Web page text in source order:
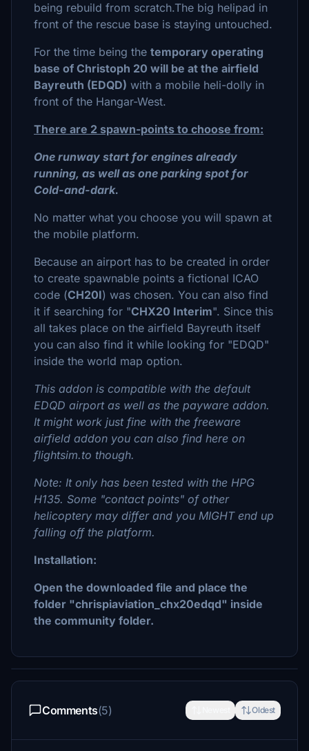
being rebuild from scratch.The big helipad in
front of the rescue base is staying untouched.
For the time being the temporary operating
base of Christoph 20 will be at the airfield
Bayreuth (EDQD) with a mobile heli-dolly in
front of the Hangar-West.
There are 2 spawn-points to choose from:
One runway start for engines already
running, as well as one parking spot for
Cold-and-dark.
No matter what you choose you will spawn at
the mobile platform.
Because an airport has to be created in order
to create spawnable points a fictional ICAO
code (CH20I) was chosen. You can also find
it if searching for "CHX20 Interim". Since this
all takes place on the airfield Bayreuth itself
you can also find it while looking for "EDQD"
inside the world map option.
This addon is compatible with the default
EDQD airport as well as the payware addon.
It might work just fine with the freeware
airfield addon you can also find here on
flightsim.to though.
Note: It only has been tested with the HPG
H135. Some "contact points" of other
helicoptery may differ and you MIGHT end up
falling off the platform.
Installation:
Open the downloaded file and place the
folder "chrispiaviation_chx20edqd" inside
the community folder.
Comments(5) Oldest